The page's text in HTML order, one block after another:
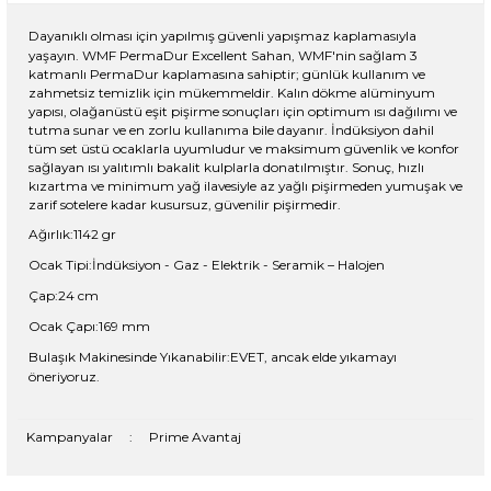
Dayanıklı olması için yapılmış güvenli yapışmaz kaplamasıyla
yaşayın. WMF PermaDur Excellent Sahan, WMF'nin sağlam 3
katmanlı PermaDur kaplamasına sahiptir; günlük kullanım ve
zahmetsiz temizlik için mükemmeldir. Kalın dökme alüminyum
yapısı, olağanüstü eşit pişirme sonuçları için optimum ısı dağılımı ve
tutma sunar ve en zorlu kullanıma bile dayanır. İndüksiyon dahil
tüm set üstü ocaklarla uyumludur ve maksimum güvenlik ve konfor
sağlayan ısı yalıtımlı bakalit kulplarla donatılmıştır. Sonuç, hızlı
kızartma ve minimum yağ ilavesiyle az yağlı pişirmeden yumuşak ve
zarif sotelere kadar kusursuz, güvenilir pişirmedir.
Ağırlık:1142 gr
Ocak Tipi:İndüksiyon - Gaz - Elektrik - Seramik – Halojen
Çap:24 cm
Ocak Çapı:169 mm
Bulaşık Makinesinde Yıkanabilir:EVET, ancak elde yıkamayı
öneriyoruz.
Kampanyalar : Prime Avantaj